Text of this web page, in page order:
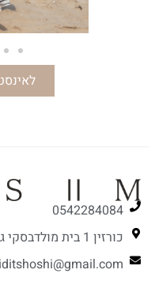
0542284084
כורזין 1 בית מולדבסקי גבעתיים
iditshoshi@gmail.com